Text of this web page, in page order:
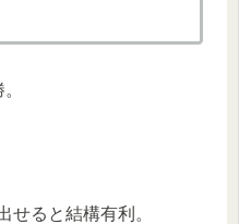
せると結構有利。